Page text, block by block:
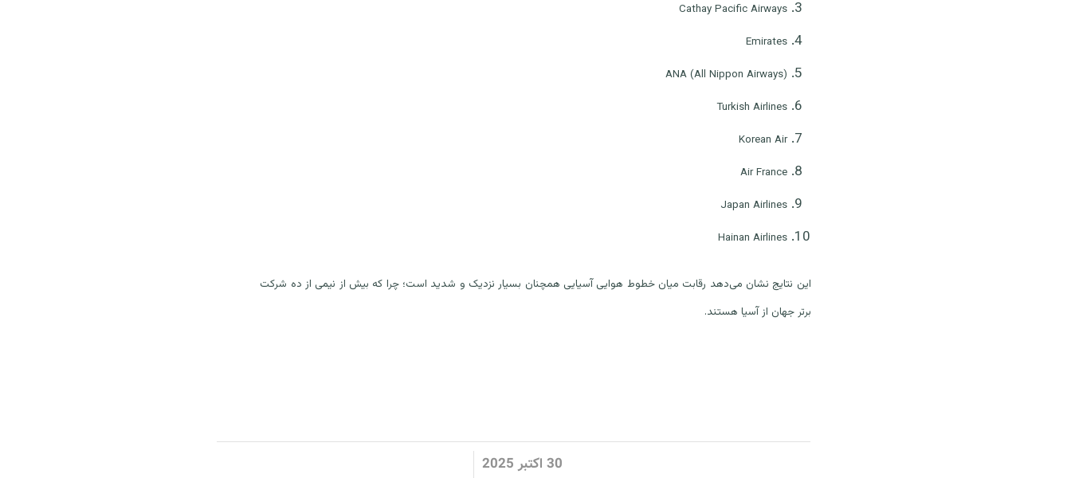
Cathay Pacific Airways
Emirates
ANA (All Nippon Airways)
Turkish Airlines
Korean Air
Air France
Japan Airlines
Hainan Airlines
این نتایج نشان می‌دهد رقابت میان خطوط هوایی آسیایی همچنان بسیار نزدیک و شدید است؛ چرا که بیش از نیمی از ده شرکت
برتر جهان از آسیا هستند.
30 اکتبر 2025 /